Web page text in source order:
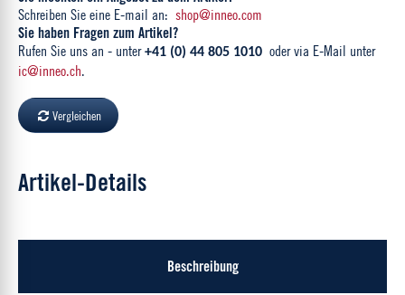
Schreiben Sie eine E-mail an: shop@inneo.com
Sie haben Fragen zum Artikel?
Rufen Sie uns an - unter+41 (0) 44 805 1010 oder via E-Mail unter
ic@inneo.ch.
Vergleichen
Artikel-Details
Beschreibung